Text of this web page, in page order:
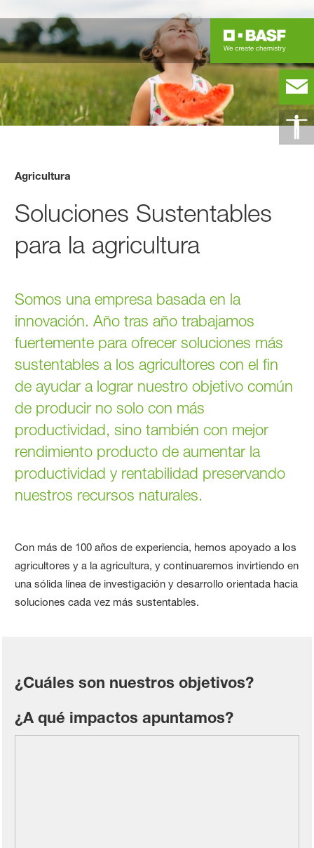
Agricultura
Soluciones Sustentables
para la agricultura
Somos una empresa basada en la
innovación. Año tras año trabajamos
fuertemente para ofrecer soluciones más
sustentables a los agricultores con el fin
de ayudar a lograr nuestro objetivo común
de producir no solo con más
productividad, sino también con mejor
rendimiento producto de aumentar la
productividad y rentabilidad preservando
nuestros recursos naturales.
Con más de 100 años de experiencia, hemos apoyado a los
agricultores y a la agricultura, y continuaremos invirtiendo en
una sólida línea de investigación y desarrollo orientada hacia
soluciones cada vez más sustentables.
¿Cuáles son nuestros objetivos?
¿A qué impactos apuntamos?